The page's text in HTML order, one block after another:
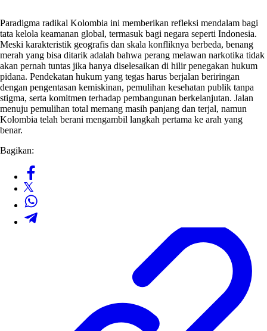
Paradigma radikal Kolombia ini memberikan refleksi mendalam bagi
tata kelola keamanan global, termasuk bagi negara seperti Indonesia.
Meski karakteristik geografis dan skala konfliknya berbeda, benang
merah yang bisa ditarik adalah bahwa perang melawan narkotika tidak
akan pernah tuntas jika hanya diselesaikan di hilir penegakan hukum
pidana. Pendekatan hukum yang tegas harus berjalan beriringan
dengan pengentasan kemiskinan, pemulihan kesehatan publik tanpa
stigma, serta komitmen terhadap pembangunan berkelanjutan. Jalan
menuju pemulihan total memang masih panjang dan terjal, namun
Kolombia telah berani mengambil langkah pertama ke arah yang
benar.
Bagikan: